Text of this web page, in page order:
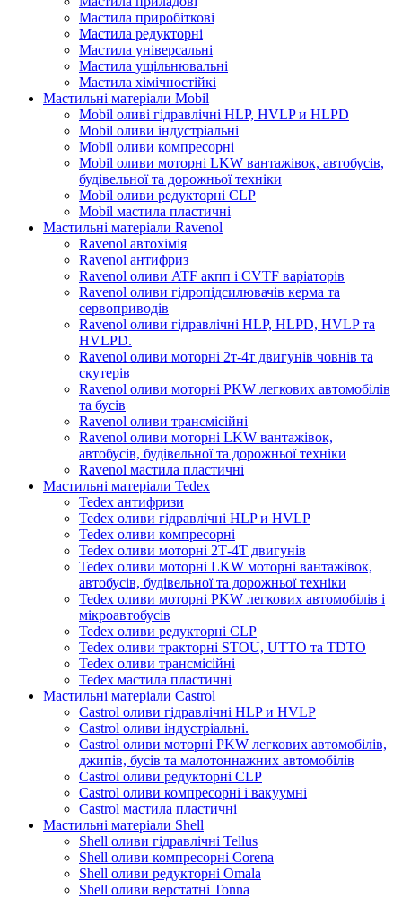
Мастила приробіткові
Мастила редукторні
Мастила універсальні
Мастила ущільнювальні
Мастила хімічностійкі
Мастильні матеріали Mobil
Mobil оливі гідравлічні HLP, HVLP и HLPD
Mobil оливи індустріальні
Mobil оливи компресорні
Mobil оливи моторні LKW вантажівок, автобусів,
будівельної та дорожньої техніки
Mobil оливи редукторні CLP
Mobil мастила пластичні
Мастильні матеріали Ravenol
Ravenol автохімія
Ravenol антифриз
Ravenol оливи ATF акпп і CVTF варіаторів
Ravenol оливи гідропідсилювачів керма та
сервоприводів
Ravenol оливи гідравлічні HLP, HLPD, HVLP та
HVLPD.
Ravenol оливи моторні 2т-4т двигунів човнів та
скутерів
Ravenol оливи моторні PKW легкових автомобілів
та бусів
Ravenol оливи трансмісійні
Ravenol оливи моторні LKW вантажівок,
автобусів, будівельної та дорожньої техніки
Ravenol мастила пластичні
Мастильні матеріали Tedex
Tedex антифризи
Tedex оливи гідравлічні HLP и HVLP
Tedex оливи компресорні
Tedex оливи моторні 2Т-4Т двигунів
Tedex оливи моторні LKW моторні вантажівок,
автобусів, будівельної та дорожньої техніки
Tedex оливи моторні PKW легкових автомобілів і
мікроавтобусів
Tedex оливи редукторні CLP
Tedex оливи тракторні STOU, UTTO та TDTO
Tedex оливи трансмісійні
Tedex мастила пластичні
Мастильні матеріали Castrol
Castrol оливи гідравлічні HLP и HVLP
Castrol оливи індустріальні.
Castrol оливи моторні PKW легкових автомобілів,
джипів, бусів та малотоннажних автомобілів
Castrol оливи редукторні CLP
Castrol оливи компресорні і вакуумні
Castrol мастила пластичні
Мастильні матеріали Shell
Shell оливи гідравлічні Tellus
Shell оливи компресорні Corena
Shell оливи редукторні Omala
Shell оливи верстатні Tonna